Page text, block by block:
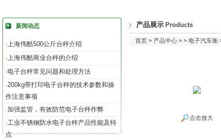
新闻动态
·上海伟酷500公斤台秤介绍
·上海伟酷商业台秤的介绍
·电子台秤常见问题和处理方法
·200kg带打印电子台秤的技术参数和操
作注意事项
·加强监管，有效防范电子台秤作弊
·工业不锈钢防水电子台秤产品性能及特
点
产品展示 Products
首页 > 产品中心 > > 电子汽车衡
点击放大